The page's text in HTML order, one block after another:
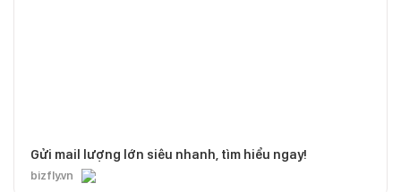
Gửi mail lượng lớn siêu nhanh, tìm hiểu ngay!
bizfly.vn